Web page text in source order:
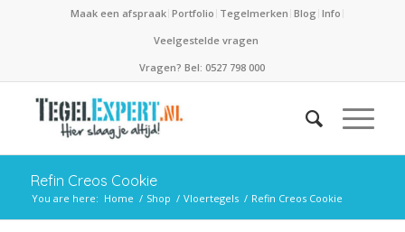
Maak een afspraak Portfolio Tegelmerken Blog Info
Veelgestelde vragen
Vragen? Bel: 0527 798 000
Refin Creos Cookie
You are here: Home / Shop / Vloertegels / Refin Creos Cookie